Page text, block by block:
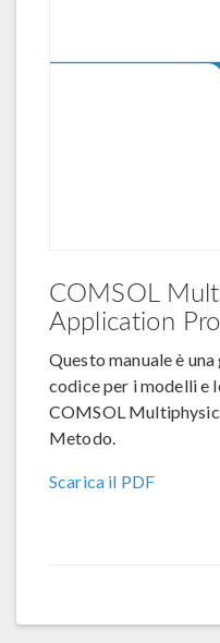
COMSOL
Application
Questo manuale è
codice per i modelli e
COMSOL
Metodo.
Scarica il PDF